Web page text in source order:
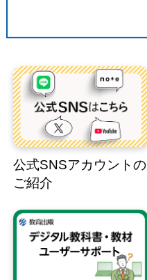
公式SNSアカウントの
ご紹介